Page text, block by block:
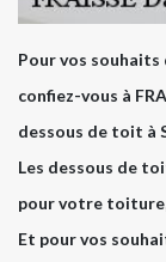
Pour vos
confiez-vous à
dessous de toit à
Les dessous de
pour votre
Et pour vos